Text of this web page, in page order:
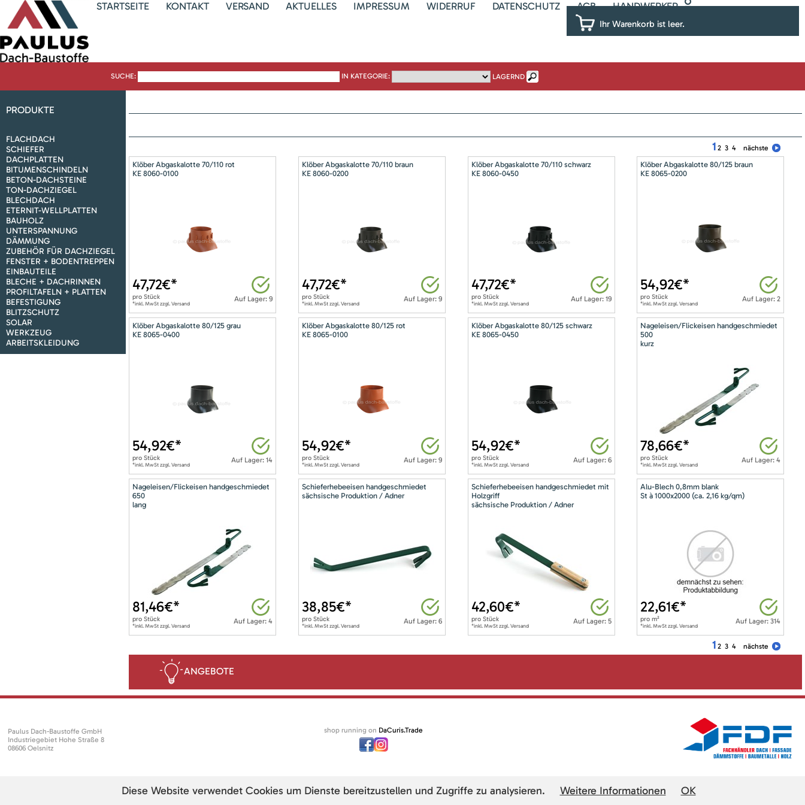
STARTSEITE KONTAKT VERSAND AKTUELLES IMPRESSUM WIDERRUF DATENSCHUTZ AGB HANDWERKER
Ihr Warenkorb ist leer.
SUCHE: IN KATEGORIE: LAGERND
PRODUKTE
FLACHDACH
SCHIEFER
DACHPLATTEN
BITUMENSCHINDELN
BETON-DACHSTEINE
TON-DACHZIEGEL
BLECHDACH
ETERNIT-WELLPLATTEN
BAUHOLZ
UNTERSPANNUNG
DÄMMUNG
ZUBEHÖR FÜR DACHZIEGEL
FENSTER + BODENTREPPEN
EINBAUTEILE
BLECHE + DACHRINNEN
PROFILTAFELN + PLATTEN
BEFESTIGUNG
BLITZSCHUTZ
SOLAR
WERKZEUG
ARBEITSKLEIDUNG
1 2 3 4 nächste
Klöber Abgaskalotte 70/110 rot
KE 8060-0100
Auf Lager: 9
47,72€*
pro Stück
*inkl. MwSt zzgl. Versand
Klöber Abgaskalotte 70/110 braun
KE 8060-0200
Auf Lager: 9
47,72€*
pro Stück
*inkl. MwSt zzgl. Versand
Klöber Abgaskalotte 70/110 schwarz
KE 8060-0450
Auf Lager: 19
47,72€*
pro Stück
*inkl. MwSt zzgl. Versand
Klöber Abgaskalotte 80/125 braun
KE 8065-0200
Auf Lager: 2
54,92€*
proStück
*inkl. MwSt zzgl. Versand
Klöber Abgaskalotte 80/125 grau
KE 8065-0400
Auf Lager: 14
54,92€*
pro Stück
*inkl. MwSt zzgl. Versand
Klöber Abgaskalotte 80/125 rot
KE 8065-0100
Auf Lager: 9
54,92€*
pro Stück
*inkl. MwSt zzgl. Versand
Klöber Abgaskalotte 80/125 schwarz
KE 8065-0450
Auf Lager: 6
54,92€*
pro Stück
*inkl. MwSt zzgl. Versand
Nageleisen/Flickeisen handgeschmiedet
500
kurz
Auf Lager: 4
78,66€*
proStück
*inkl. MwSt zzgl. Versand
Nageleisen/Flickeisen handgeschmiedet
650
lang
Auf Lager: 4
81,46€*
pro Stück
*inkl. MwSt zzgl. Versand
Schieferhebeeisen handgeschmiedet
sächsische Produktion / Adner
Auf Lager: 6
38,85€*
pro Stück
*inkl. MwSt zzgl. Versand
Schieferhebeeisen handgeschmiedet mit
Holzgriff
sächsische Produktion / Adner
Auf Lager: 5
42,60€*
pro Stück
*inkl. MwSt zzgl. Versand
Alu-Blech 0,8mm blank
St à 1000x2000 (ca. 2,16 kg/qm)
Auf Lager: 314
22,61€*
prom²
*inkl. MwSt zzgl. Versand
1 2 3 4 nächste
ANGEBOTE
Paulus Dach-Baustoffe GmbH
Industriegebiet Hohe Straße 8
08606 Oelsnitz
shop running on DaCuris.Trade
Diese Website verwendet Cookies um Dienste bereitzustellen und Zugriffe zu analysieren. Weitere Informationen OK